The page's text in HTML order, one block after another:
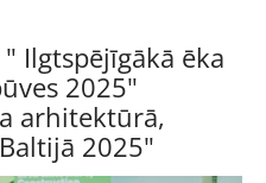
Ilgtspējīgākā ēka
2025"
arhitektūrā,
2025"